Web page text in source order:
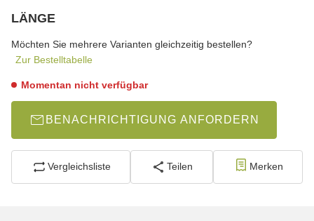
LÄNGE
Möchten Sie mehrere Varianten gleichzeitig bestellen?
Zur Bestelltabelle
Momentan nicht verfügbar
BENACHRICHTIGUNG ANFORDERN
Vergleichsliste Teilen Merken